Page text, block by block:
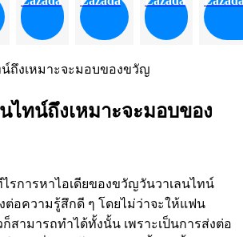
ไทน์ถึงเหมาะจะมอบของ
รการหาไอเดียของขวัญวันวาเลนไทน์
ต่อความรู้สึกดี ๆ โดยไม่ว่าจะให้แฟน
สามารถทำได้ทั้งนั้น เพราะเป็นการส่งต่อ